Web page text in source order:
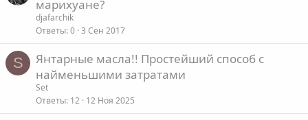
марихуане?
djafarchik
Ответы 0 3 Сен 2017
S
Янтарные масла!! Простейший способ с
найменьшими затратами
Set
Ответы 12 12 Ноя 2025